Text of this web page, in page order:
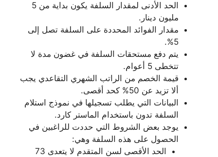
الحد الأدنى لمقدار السلفة يكون بداية من 5
مليون دينار.
مقدار الفوائد المحددة على السلفة تصل إلى
5%.
يتم دفع مستحقات السلفة في غضون مدة لا
تتخطى 5 أعوام.
قيمة الخصم من الراتب الشهري التقاعدي يجب
ألا تزيد عن 50% كحد أقصى.
البيانات التي يطلب تسجيلها في نموذج استلام
السلفة تدون باستخدام الماستر كارد.
يوجد بعض الشروط التي حددت للراغبين في
الحصول على هذه السلفة وهي:
الحد الأقصى لسن المتقدم لا يتعدى 73